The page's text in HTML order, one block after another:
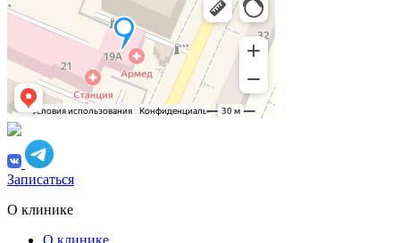
Записаться
О клинике
О клинике